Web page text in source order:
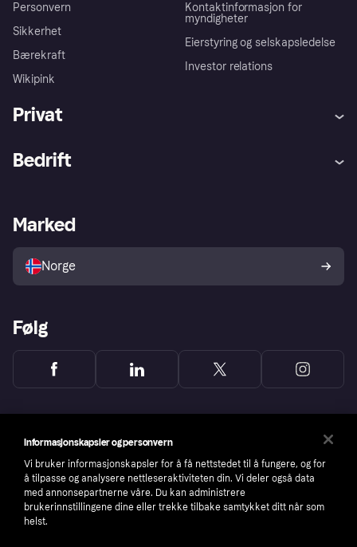
Personvern
Sikkerhet
Bærekraft
Wikipink
Kontaktinformasjon for
myndigheter
Eierstyring og selskapsledelse
Investor relations
Privat
Utforsk butikker
Bedrift
Merchant portal
Marked
Norge
Følg
Informasjonskapsler og personvern
Vi bruker informasjonskapsler for å få nettstedet til å fungere, og for
å tilpasse og analysere nettleseraktiviteten din. Vi deler også data
med annonsepartnerne våre. Du kan administrere
brukerinnstillingene dine eller trekke tilbake samtykket ditt når som
helst.